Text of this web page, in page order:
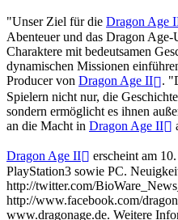
"Unser Ziel für die Dragon Age
Abenteuer und das Dragon
Charaktere mit bedeutsamen
dynamischen Missionen
Producer von Dragon Age II
.
Spielern nicht nur, die
sondern ermöglicht es ihnen
an die Macht in Dragon Age II
Dragon Age II erscheint am
PlayStation3 sowie PC.
http://twitter.com/
http://www.facebook.com/
www.dragonage.de. Weitere